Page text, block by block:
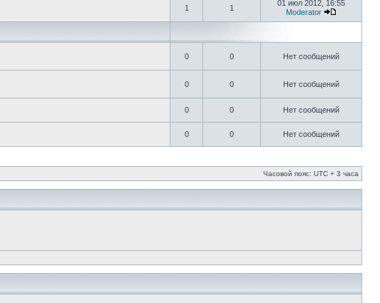
1 1
01 июл 2012, 16:55
Moderator
0 0 Нет сообщений
0 0 Нет сообщений
0 0 Нет сообщений
0 0 Нет сообщений
Часовой пояс: UTC + 3 часа